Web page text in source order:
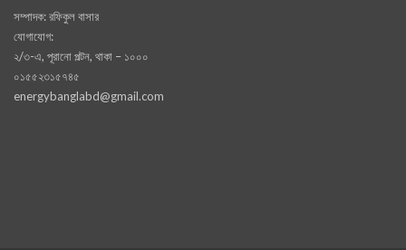
সম্পাদক: রফিকুল বাসার
যোগাযোগ:
২/৩-এ, পূরানো পল্টন, থাকা – ১০০০
০১৫৫২৩১৫৭৪৫
energybanglabd@gmail.com